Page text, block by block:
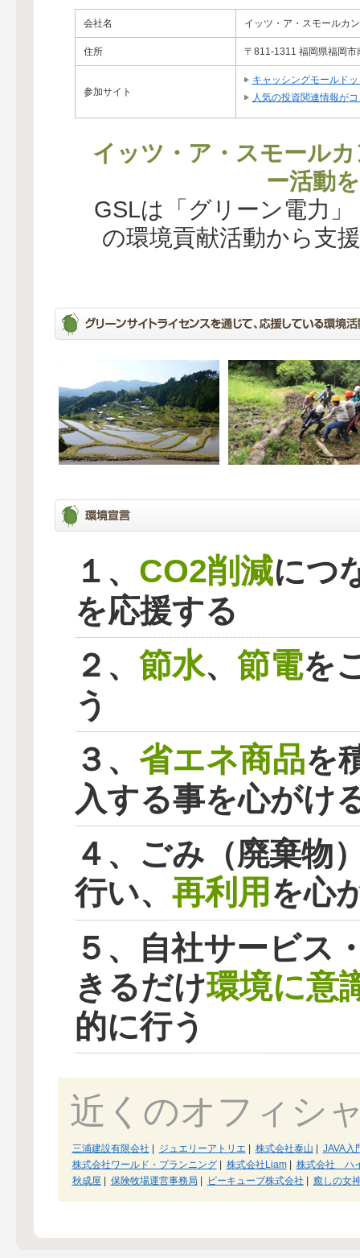
会社名 イッツ・ア・スモールカ
住所 〒811-1311 福岡県福岡
参加サイト
キャッシングモールド
人気の投資関連情報が
イッツ・ア・スモール
ー活動
GSLは「グリーン電力
の環境貢献活動から支
１、 CO2削減につ
を応援する
２、 節水、 節電を
う
３、 省エネ商品を
入する事を心がけ
４、ごみ（廃棄物
行い、 再利用を心
５、自社サービス
きるだけ環境に意
的に行う
近くのオフィシ
三浦建設有限会社 ジュエリーアトリエ| 株式会社泰山
JAVA入
株式会社ワールド・プランニング| 株式会社Liam|
株式会社 ハ
秋成屋
保険牧場運営事務局 ピーキューブ株式会社 癒しの女